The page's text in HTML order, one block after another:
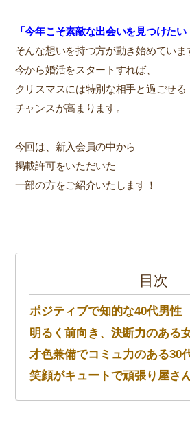
「今年こそ素敵な出会いを見つけたい
そんな想いを持つ方が動き始めていま
今から婚活をスタートすれば、
クリスマスには特別な相手と過ごせる
チャンスが高まります。
今回は、新入会員の中から
掲載許可をいただいた
一部の方をご紹介いたします！
目次
ポジティブで知的な40代男性
明るく前向き、決断力のある
才色兼備でコミュ力のある30
笑顔がキュートで頑張り屋さ